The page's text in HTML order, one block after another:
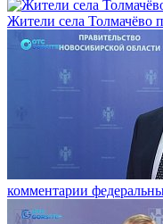
Жители села Толмачёво
комментарии